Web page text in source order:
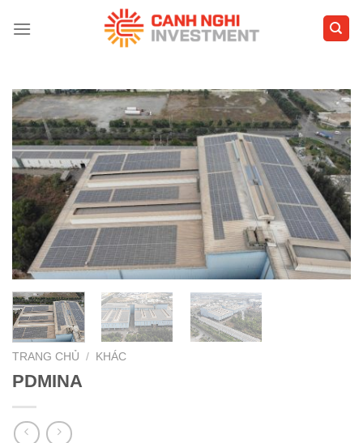
TRANG CHỦ / KHÁC
PDMINA